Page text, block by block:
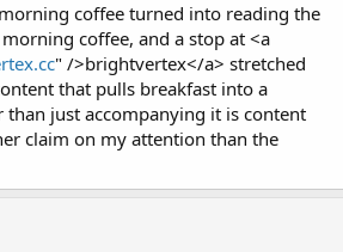
coffee turned into reading the
coffee, and a stop at <a
" />brightvertex</a> stretched
that pulls breakfast into a
than just accompanying it is content
claim on my attention than the